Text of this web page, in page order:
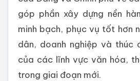
góp phần xây dựng nền
minh bạch, phục vụ tốt hơn
dân, doanh nghiệp và thúc
của các lĩnh vực văn hóa,
trong giai đoạn mới.